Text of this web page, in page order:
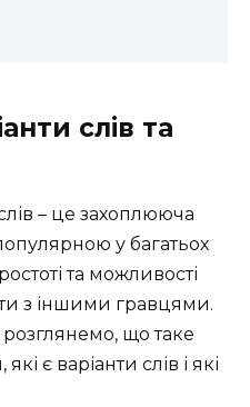
слів та
– це захоплююча
у багатьох
та можливості
з іншими гравцями.
розглянемо, що таке
є варіанти слів і які